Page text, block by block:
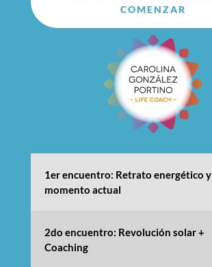
COMENZAR
1er encuentro: Retrato energético y
momento actual
2do encuentro: Revolución solar +
Coaching